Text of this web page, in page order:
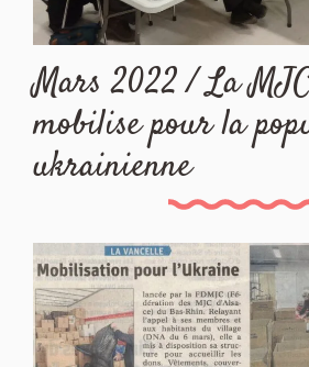
Mars 2022 / La
mobilise pour la
ukrainienne